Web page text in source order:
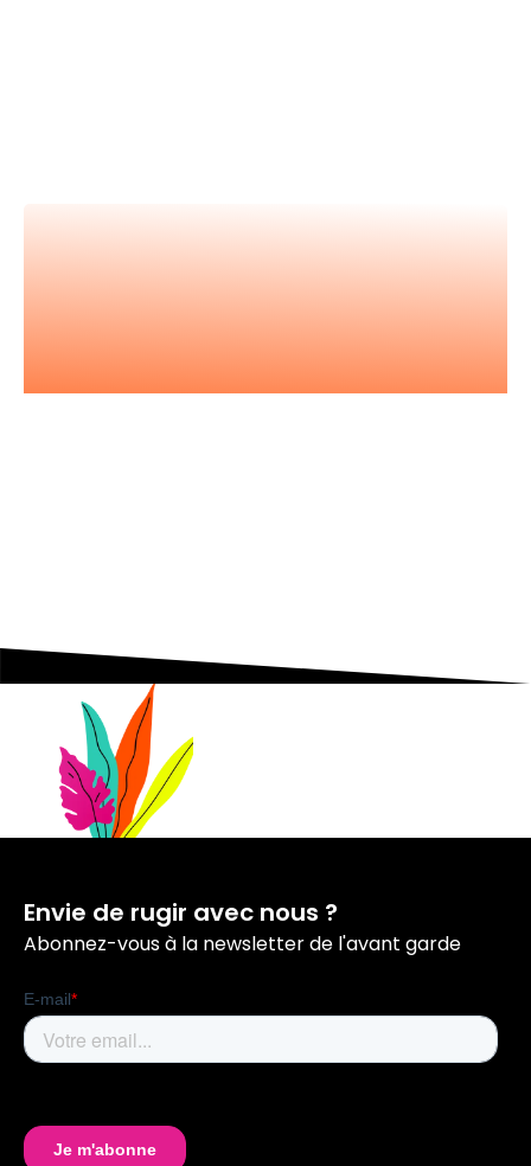
Envie de rugir avec nous ?
Abonnez-vous à la newsletter de l'avant garde